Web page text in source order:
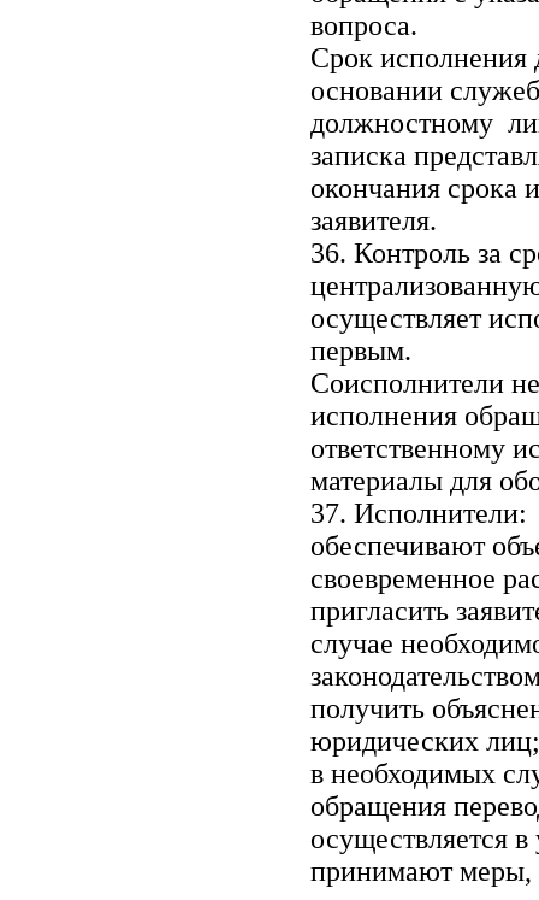
вопроса.
Срок исполнения
основании
должностному
записка
окончания срока
заявителя.
36. Контроль за
осуществляет
первым.
Соисполнители
исполнения
ответственному
материалы для
37. Исполнители:
обеспечивают
своевременное
пригласить
случае
получить
юридических лиц;
в необходимых
обращения
осуществляется
принимают меры,